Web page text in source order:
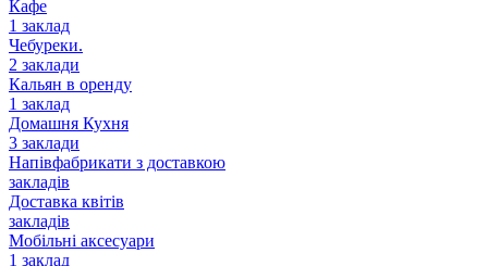
Кафе
1 заклад
Чебуреки.
2 заклади
Кальян в оренду
1 заклад
Домашня Кухня
3 заклади
Напівфабрикати з доставкою
закладів
Доставка квітів
закладів
Мобільні аксесуари
1 заклад